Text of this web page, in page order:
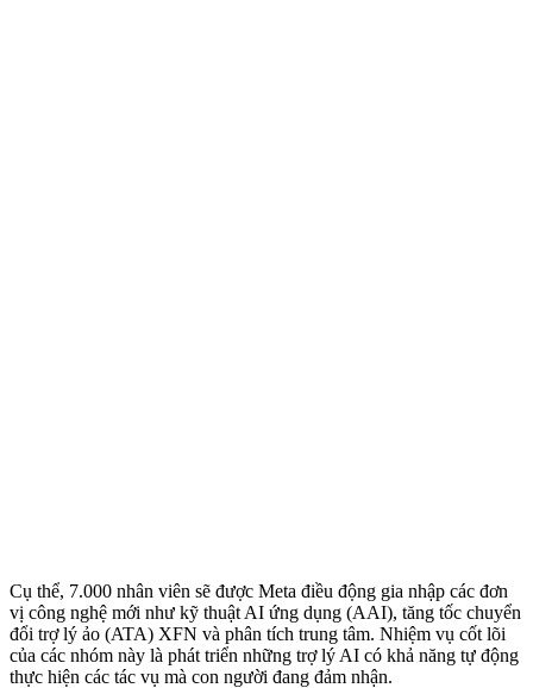
Cụ thể, 7.000 nhân viên sẽ được Meta điều động gia nhập các đơn
vị công nghệ mới như kỹ thuật AI ứng dụng (AAI), tăng tốc chuyển
đổi trợ lý ảo (ATA) XFN và phân tích trung tâm. Nhiệm vụ cốt lõi
của các nhóm này là phát triển những trợ lý AI có khả năng tự động
thực hiện các tác vụ mà con người đang đảm nhận.